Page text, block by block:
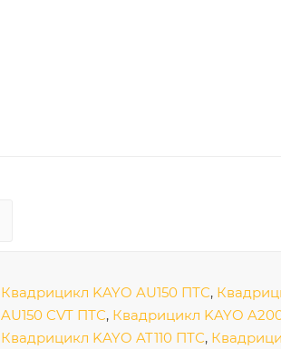
Квадрицикл KAYO AU150 ПТС,
AU150 CVT ПТС, Квадрицикл KAYO
Квадрицикл KAYO AT110 ПТС,